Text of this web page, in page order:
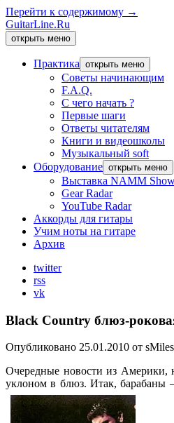
Перейти к содержимому →
GuitarLine.Ru
открыть меню
Практика открыть меню
Советы начинающим
F.A.Q.
С чего начать ?
Первые шаги
Ответы читателям
Книги и видеошколы
Музыкальный soft
Оборудование открыть меню
Выставка NAMM
Gear Radar
YouTube Radar
Аккорды для гитары
Учим ноты на гитаре
Архив
twitter
rss
vk
Black Country блюз-
Опубликовано 25.01.2010 от sMiles
Очередные новости из Америки,
уклоном в блюз. Итак, барабаны